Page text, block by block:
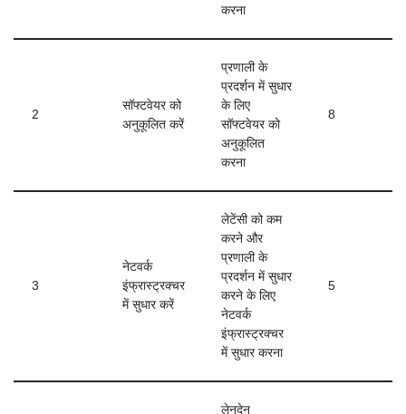
करना
2
सॉफ्टवेयर को
अनुकूलित करें
प्रणाली के
प्रदर्शन में सुधार
के लिए
सॉफ्टवेयर को
अनुकूलित
करना
8
3
नेटवर्क
इंफ्रास्ट्रक्चर
में सुधार करें
लेटेंसी को कम
करने और
प्रणाली के
प्रदर्शन में सुधार
करने के लिए
नेटवर्क
इंफ्रास्ट्रक्चर
में सुधार करना
5
लेनदेन